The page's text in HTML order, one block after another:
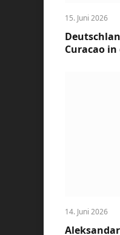
15. Juni 2026
Curacao
14. Juni 2026